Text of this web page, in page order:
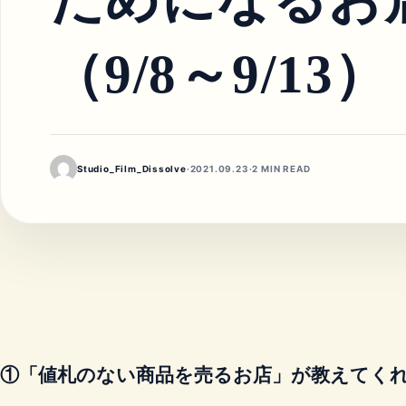
（9/8～9/13）
Studio_Film_Dissolve·2021.09.23·2 MIN READ
①「値札のない商品を売るお店」が教えてく